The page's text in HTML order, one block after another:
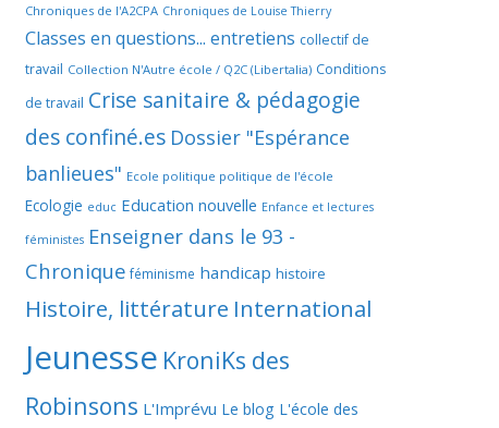
Chroniques de l'A2CPA Chroniques de Louise Thierry
Classes en questions... entretiens collectif de
travail Collection N'Autre école / Q2C (Libertalia) Conditions
de travail Crise sanitaire & pédagogie
des confiné.es Dossier "Espérance
banlieues" Ecole politique politique de l'école
Ecologie educ Education nouvelle Enfance et lectures
féministes Enseigner dans le 93 -
Chronique féminisme handicap histoire
Histoire, littérature International
Jeunesse KroniKs des
Robinsons L'Imprévu Le blog L'école des